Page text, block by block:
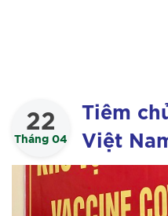
22
Tháng 04
Tiêm
Việt
ở cấp
nhất